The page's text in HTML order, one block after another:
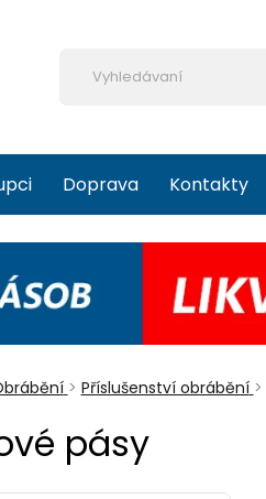
Doprava Kontakty
> Příslušenství obrábění >
pásy